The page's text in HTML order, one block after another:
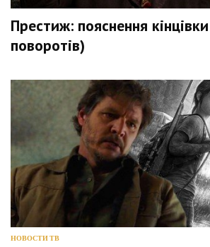
Престиж: пояснення кінцівки
поворотів)
НОВОСТИ ТВ